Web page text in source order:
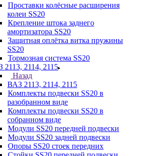
Проставки колёсные расширения
колеи SS20
Крепление штока заднего
амортизатора SS20
Защитная оплётка витка пружины
SS20
Тормозная система SS20
2113, 2114, 2115
Назад
ВАЗ 2113, 2114, 2115
Комплекты подвески SS20 в
разобранном виде
Комплекты подвески SS20 в
собранном виде
Модули SS20 передней подвески
Модули SS20 задней подвески
Опоры SS20 стоек передних